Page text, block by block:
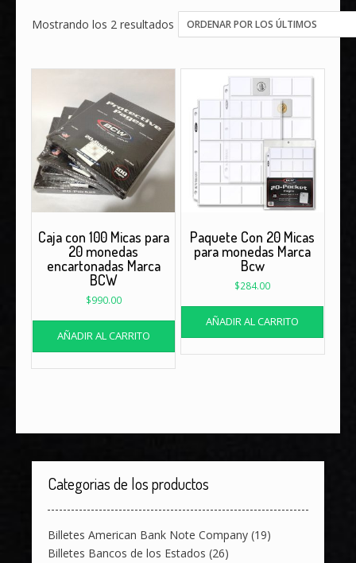
Mostrando los 2 resultados Ordenado
por
últimos
Caja con 100 Micas para
20 monedas
encartonadas Marca
BCW
$990.00
AÑADIR AL CARRITO
Paquete Con 20 Micas
para monedas Marca
Bcw
$284.00
AÑADIR AL CARRITO
Categorias de los productos
Billetes American Bank Note Company (19)
Billetes Bancos de los Estados (26)